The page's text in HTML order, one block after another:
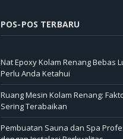
POS-POS TERBARU
Nat Epoxy Kolam Renang Bebas
Perlu Anda Ketahui
Ruang Mesin Kolam Renang:
Sering Terabaikan
Pembuatan Sauna dan Spa